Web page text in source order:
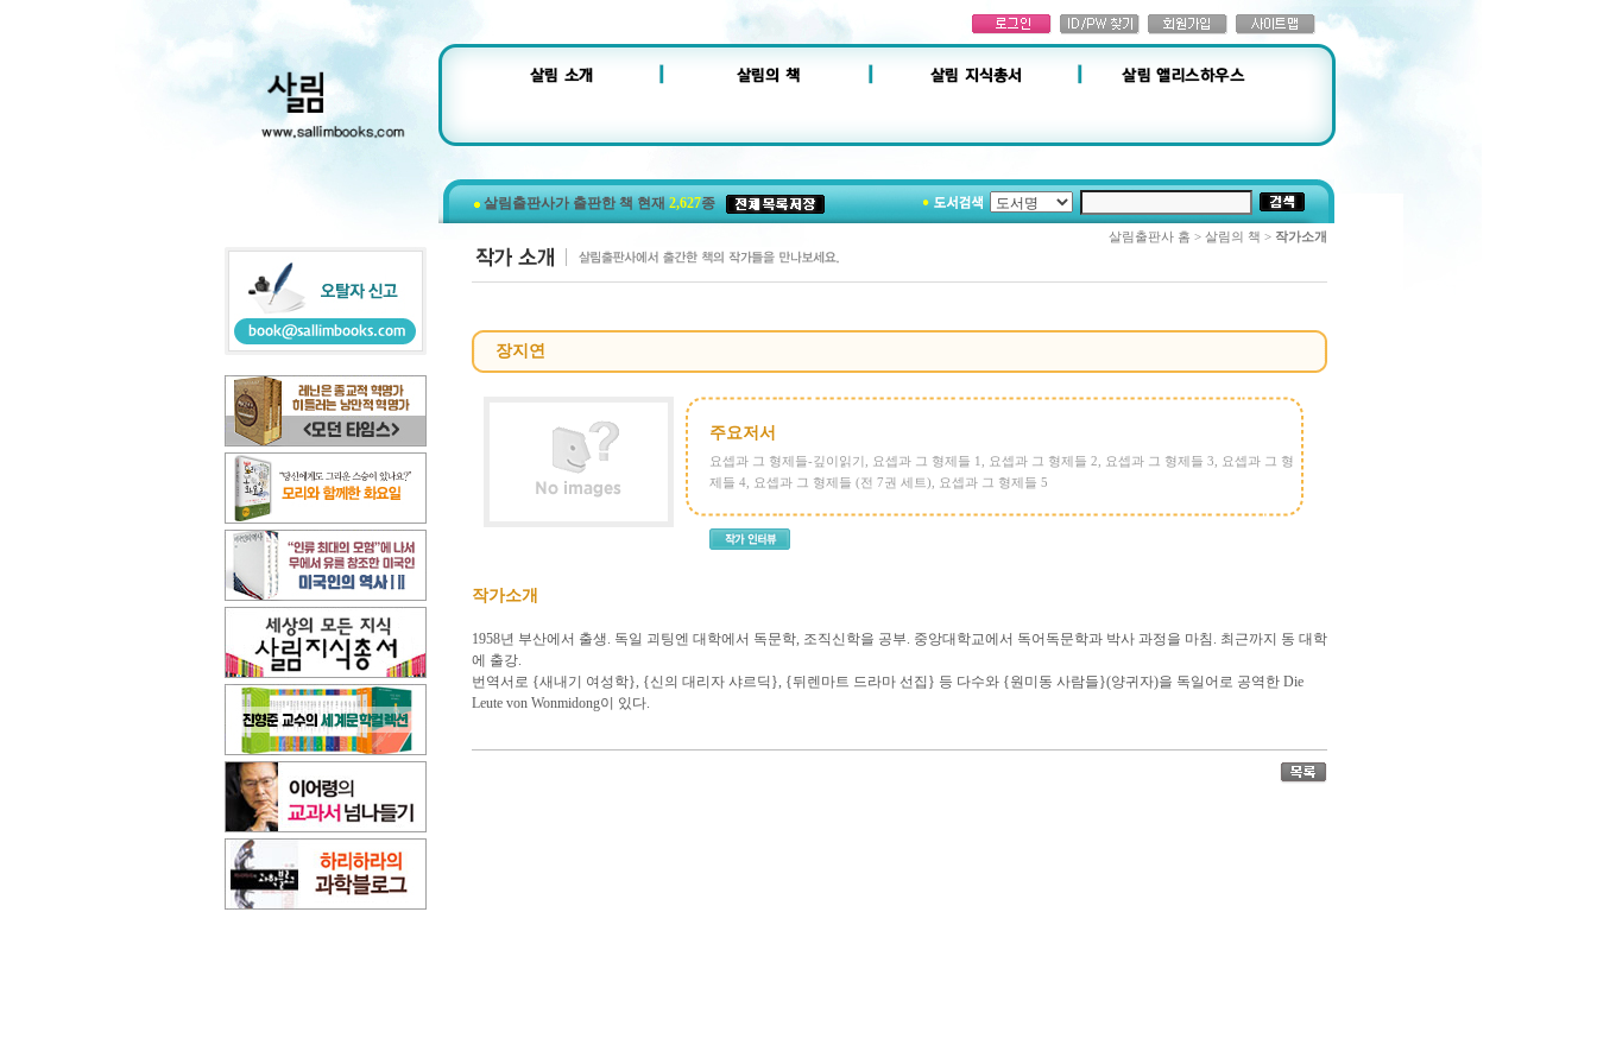
살림출판사가 출판한 책 현재2,627종
살림출판사 홈 > 살림의 책 > 작가소개
장지연
주요저서
요셉과 그 형제들-깊이읽기 요셉과 그 형제들 1 요셉과 그 형제들 2 요셉과 그 형제들 3
요셉과 그 형
제들 4, 요셉과 그 형제들 (전 7권 세트) 요셉과 그 형제들 5
작가소개
1958년 부산에서 출생. 독일 괴팅엔 대학에서 독문학, 조직신학을 공부. 중앙대학교에서 독어독문학과 박사 과정을 마침. 최근까지 동 대학
에 출강.
번역서로 {새내기 여성학}, {신의 대리자 샤르딕}, {뒤렌마트 드라마 선집} 등 다수와 {원미동 사람들}(양귀자)을 독일어로 공역한 Die
Leute von Wonmidong이 있다.